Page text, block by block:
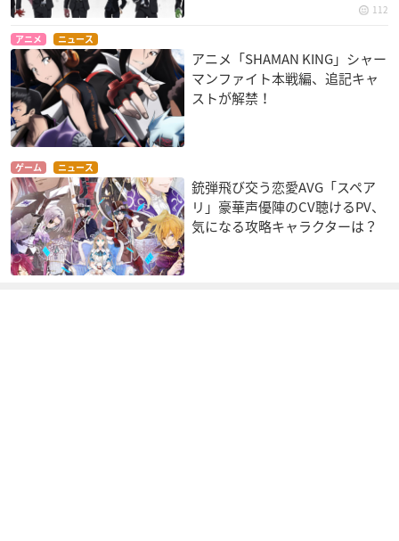
112
アニメ ニュース
アニメ「SHAMAN KING」シャー
マンファイト本戦編、追記キャ
ストが解禁！
ゲーム ニュース
銃弾飛び交う恋愛AVG「スペア
リ」豪華声優陣のCV聴けるPV、
気になる攻略キャラクターは？